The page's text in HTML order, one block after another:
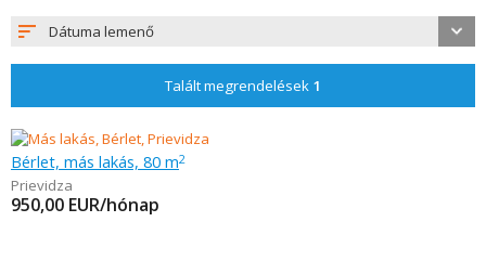
Dátuma lemenő
Talált megrendelések 1
Bérlet, más lakás, 80 m2
Prievidza
950,00 EUR/hónap